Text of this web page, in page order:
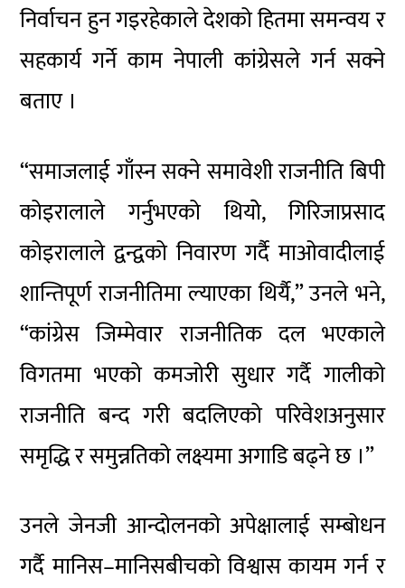
निर्वाचन हुन गइरहेकाले देशको हितमा समन्वय र
सहकार्य गर्ने काम नेपालीकांग्रेसलेगर्न सक्ने
बताए ।
“समाजलाई गाँस्न सक्ने समावेशी राजनीतिबिपी
कोइरालाले गर्नुभएकोथियोे,गिरिजाप्रसाद
कोइरालाले द्वन्द्वको निवारण गर्दै माओवादीलाई
शान्तिपूर्ण राजनीतिमा ल्याएकाथिर्यै,”उनले भने,
“कांग्रेस जिम्मेवार राजनीतिक दल भएकाले
विगतमा भएको कमजोरी सुधार गर्दै गालीको
राजनीति बन्द गरी बदलिएको परिवेशअनुसार
समृद्धि र समुन्नतिको लक्ष्यमा अगाडि बढ्ने छ ।”
उनलेजेनजीआन्दोलनको अपेक्षालाई सम्बोधन
गर्दैमानिस–मानिसबीचकोविश्वास कायम गर्न र